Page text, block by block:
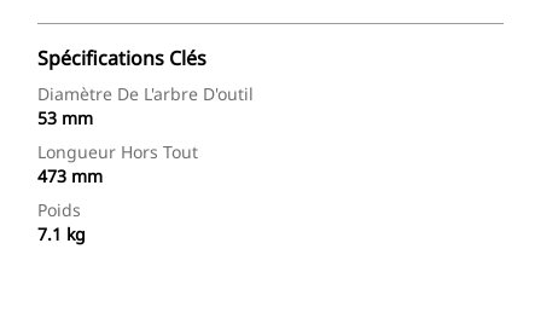
Spécifications Clés
Diamètre De L'arbre D'outil
53 mm
Longueur Hors Tout
473 mm
Poids
7.1 kg